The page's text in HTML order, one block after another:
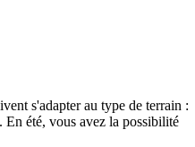
s'adapter au type de terrain :
En été, vous avez la possibilité